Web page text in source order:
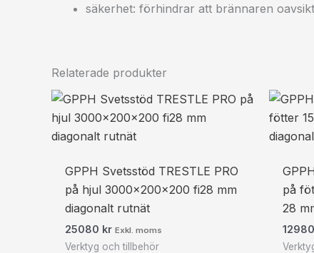
säkerhet: förhindrar att brännaren
Relaterade produkter
GPPH Svetsstöd TRESTLE PRO
på hjul 3000x200x200 fi28 mm
diagonalt rutnät
25080 kr Exkl. moms
Verktyg och tillbehör
på
28
12980